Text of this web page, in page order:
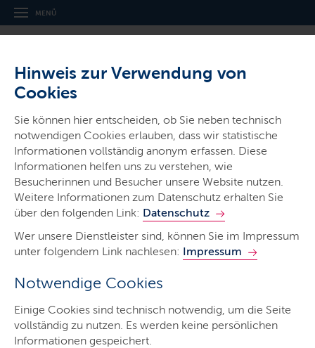
Hinweis zur Verwendung von
Cookies
Sie können hier entscheiden, ob Sie neben technisch
notwendigen Cookies erlauben, dass wir statistische
Informationen vollständig anonym erfassen. Diese
Informationen helfen uns zu verstehen, wie
Besucherinnen und Besucher unsere Website nutzen.
Weitere Informationen zum Datenschutz erhalten Sie
über den folgenden Link: Datenschutz
Wer unsere Dienstleister sind, können Sie im Impressum
unter folgendem Link nachlesen: Impressum
Notwendige Cookies
Einige Cookies sind technisch notwendig, um die Seite
vollständig zu nutzen. Es werden keine persönlichen
Informationen gespeichert.
MENÜ
Thema
Aufarbeitung von Leid und
Unrecht
Aufarbeitung von Leid und
Unrecht
Viele Menschen, die in der Zeit von 1949 bis 1975 als
Kinder und Jugendliche in Einrichtungen der
Behindertenhilfe, der Kinder-und Jugendpsychiatrie